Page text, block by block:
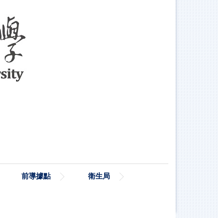
前導據點 衛生局